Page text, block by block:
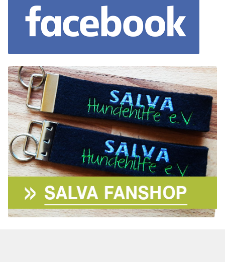
Partnertierheim La Linea in Spanien
Aktion „Hilfe La Linea“
Updates „Hilfe La Linea“
Partnertierheim in Bulgarien
Partnertierheim in Polen